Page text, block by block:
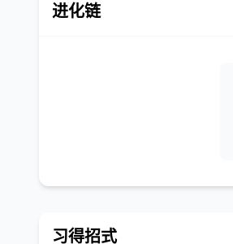
进化链
习得招式